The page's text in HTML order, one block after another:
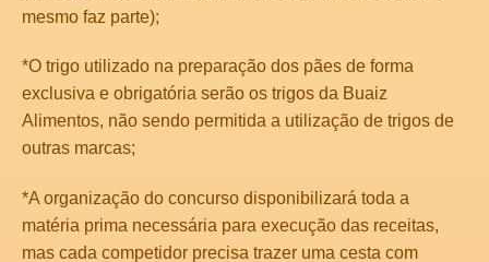
mesmo faz parte);
*O trigo utilizado na preparação dos pães de forma
exclusiva e obrigatória serão os trigos da Buaiz
Alimentos, não sendo permitida a utilização de trigos de
outras marcas;
*A organização do concurso disponibilizará toda a
matéria prima necessária para execução das receitas,
mas cada competidor precisa trazer uma cesta com